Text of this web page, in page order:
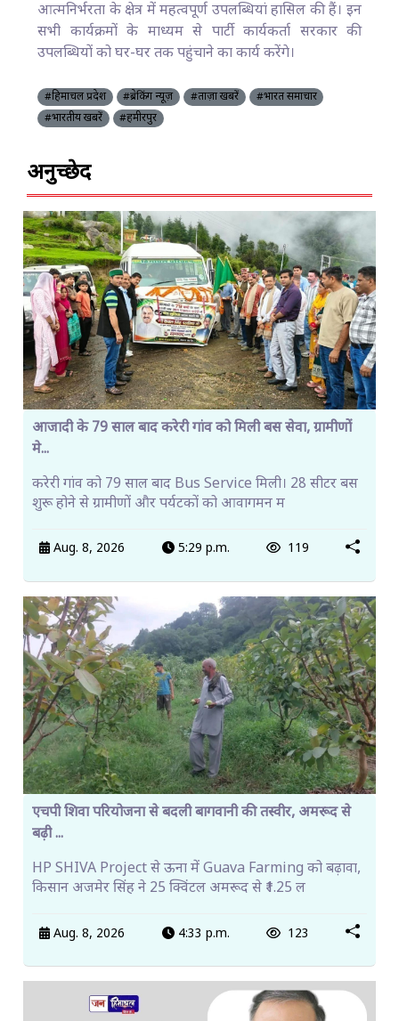
आत्मनिर्भरता के क्षेत्र में महत्वपूर्ण उपलब्धियां हासिल की हैं। इन
सभी कार्यक्रमों के माध्यम से पार्टी कार्यकर्ता सरकार की
उपलब्धियों को घर-घर तक पहुंचाने का कार्य करेंगे।
#हिमाचल प्रदेश #ब्रेकिंग न्यूज़ #ताज़ा खबरें
#भारत समाचार
#भारतीय खबरें
#हमीरपुर
अनुच्छेद
आजादी के 79 साल बाद करेरी गांव को मिली बस सेवा, ग्रामीणों
मे...
करेरी गांव को 79 साल बाद Bus Service मिली। 28 सीटर बस
शुरू होने से ग्रामीणों और पर्यटकों को आवागमन म
Aug. 8, 2026 5:29 p.m. 119
एचपी शिवा परियोजना से बदली बागवानी की तस्वीर, अमरूद से
बढ़ी ...
HP SHIVA Project से ऊना में Guava Farming को बढ़ावा,
किसान अजमेर सिंह ने 25 क्विंटल अमरूद से ₹1.25 ल
Aug. 8, 2026 4:33 p.m. 123